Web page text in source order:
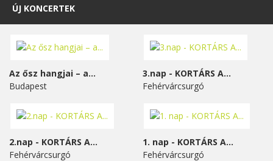
ÚJ KONCERTEK
Az ősz hangjai – a...
Budapest
3.nap - KORTÁRS A...
Fehérvárcsurgó
2.nap - KORTÁRS A...
Fehérvárcsurgó
1. nap - KORTÁRS A...
Fehérvárcsurgó